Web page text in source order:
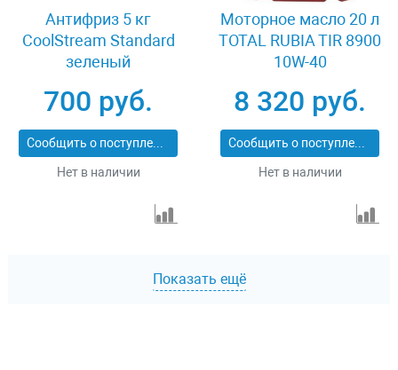
Антифриз 5 кг
CoolStream Standard
зеленый
700 руб.
Сообщить о поступлении
Нет в наличии
Моторное масло 20 л
TOTAL RUBIA TIR 8900
10W-40
8 320 руб.
Сообщить о поступлении
Нет в наличии
Показать ещё